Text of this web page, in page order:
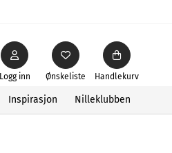
Ønskeliste
Logg inn Handlekurv
Inspirasjon Nilleklubben